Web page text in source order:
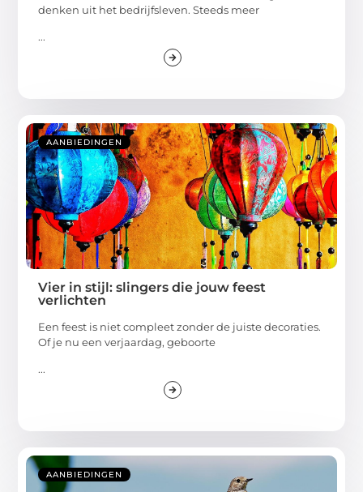
denken uit het bedrijfsleven. Steeds meer
...
AANBIEDINGEN
Vier in stijl: slingers die jouw feest
verlichten
Een feest is niet compleet zonder de juiste decoraties.
Of je nu een verjaardag, geboorte
...
AANBIEDINGEN